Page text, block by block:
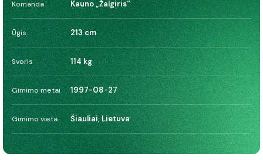
Komanda Kauno „Žalgiris“
Ūgis 213 cm
Svoris 114 kg
Gimimo metai 1997-08-27
Gimimo vieta Šiauliai, Lietuva